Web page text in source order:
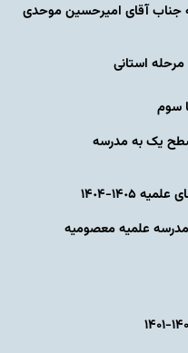
جناب آقای امیرحسین موحدی
مرحله استانی
سوم
یک به مدرسه
١۴٠۵-١۴٠۴
علمیه معصومیه